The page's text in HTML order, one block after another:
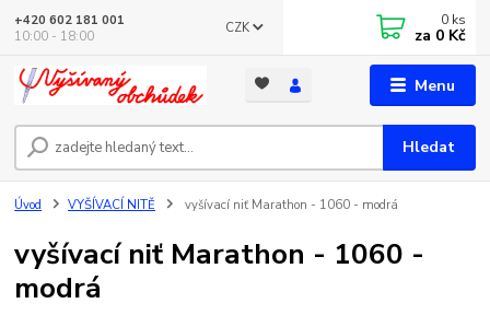
Menu
CZK
Hledat
+420 602 181 001
10:00 - 18:00
0 ks
za 0 Kč
Úvod VYŠÍVACÍ NITĚ vyšívací niť Marathon - 1060 - modrá
vyšívací niť Marathon - 1060 -
modrá